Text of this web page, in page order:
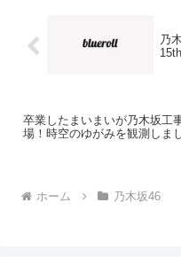
乃
卒業したまいまいが乃木坂工
場！時空のゆがみを観測しま
ホーム 乃木坂46